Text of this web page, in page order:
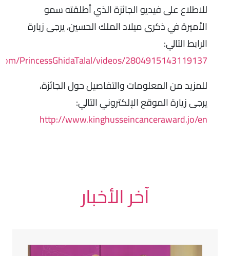
للاطلاع على فيديو الجائزة الذي أطلقته سمو
الأميرة في ذكرى ميلاد الملك الحسين، يرجى زيارة
الرابط التالي:
PrincessGhidaTalal/videos/2804915143119137
للمزيد من المعلومات والتفاصيل حول الجائزة،
يرجى زيارة الموقع الإلكتروني التالي:
http://www.kinghusseincanceraward.jo/en
آخر الأخبار